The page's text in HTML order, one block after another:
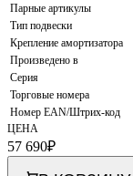
Парные артикулы
Тип подвески
Крепление амортизатора
Произведено в
Серия
Торговые номера
Номер EAN/Штрих-код
ЦЕНА
57 690₽